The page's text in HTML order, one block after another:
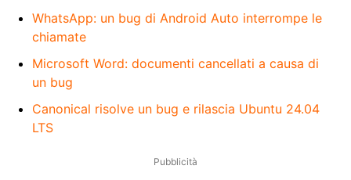
WhatsApp: un bug di Android Auto interrompe le
chiamate
Microsoft Word: documenti cancellati a causa di
un bug
Canonical risolve un bug e rilascia Ubuntu 24.04
LTS
Pubblicità